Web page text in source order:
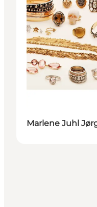
Marlene Juhl